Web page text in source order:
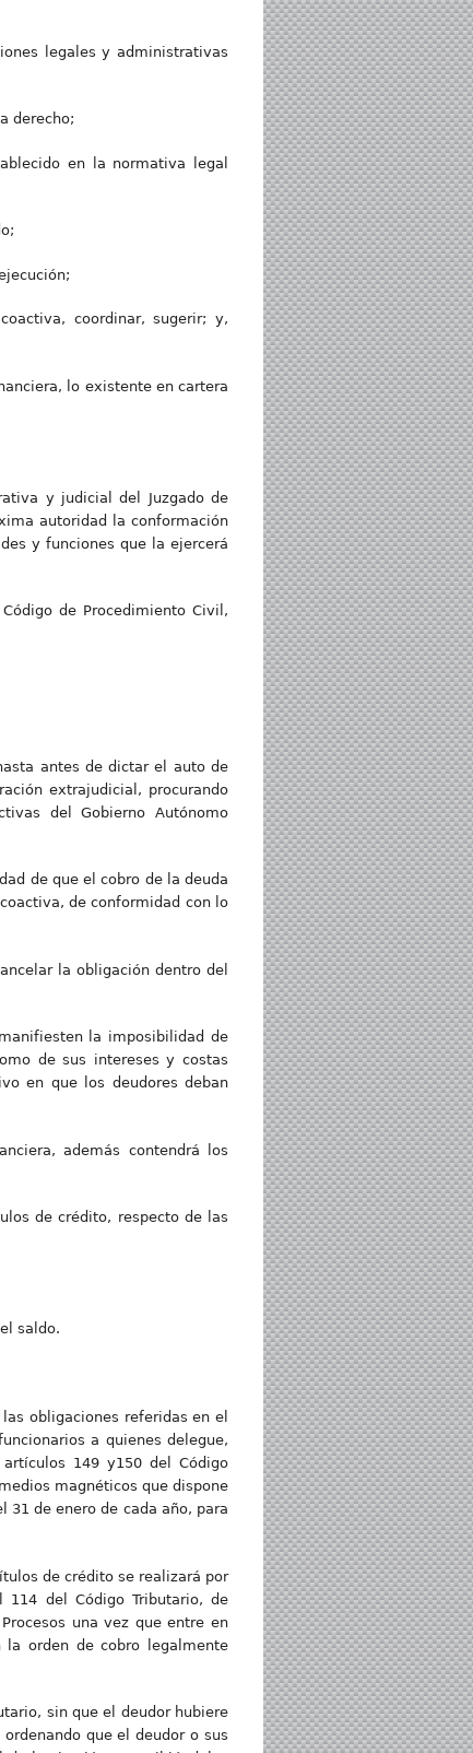
legales y administrativas
derecho;
en la normativa legal
coordinar, sugerir; y,
lo existente en cartera
y judicial del Juzgado de
autoridad la conformación
y funciones que la ejercerá
de Procedimiento Civil,
antes de dictar el auto de
extrajudicial, procurando
del Gobierno Autónomo
de que el cobro de la deuda
de conformidad con lo
la obligación dentro del
la imposibilidad de
de sus intereses y costas
en que los deudores deban
además contendrá los
de crédito, respecto de las
saldo.
obligaciones referidas en el
a quienes delegue,
149 y150 del Código
magnéticos que dispone
31 de enero de cada año, para
de crédito se realizará por
del Código Tributario, de
una vez que entre en
orden de cobro legalmente
sin que el deudor hubiere
que el deudor o sus